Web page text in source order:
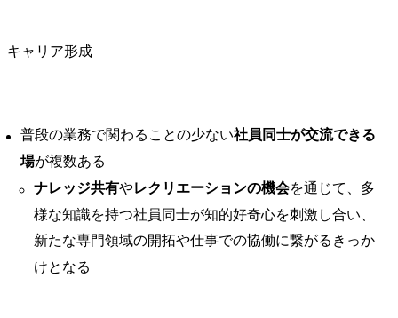
キャリア形成
普段の業務で関わることの少ない社員同士が交流できる
場が複数ある
ナレッジ共有やレクリエーションの機会を通じて、多
様な知識を持つ社員同士が知的好奇心を刺激し合い、
新たな専門領域の開拓や仕事での協働に繋がるきっか
けとなる